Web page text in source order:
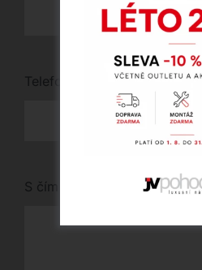
Telefon
S čím vám můžeme pomoci?